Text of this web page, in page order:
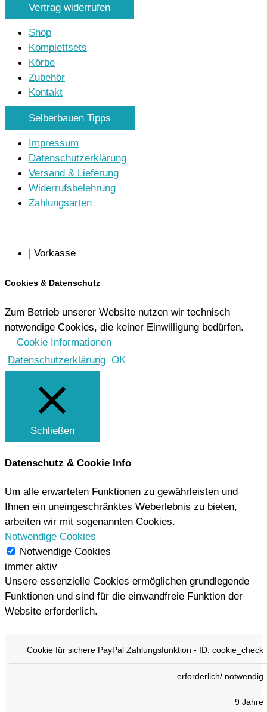
Vertrag widerrufen
Shop
Komplettsets
Körbe
Zubehör
Kontakt
Selberbauen Tipps
Impressum
Datenschutzerklärung
Versand & Lieferung
Widerrufsbelehrung
Zahlungsarten
| Vorkasse
Cookies & Datenschutz
Zum Betrieb unserer Website nutzen wir technisch
notwendige Cookies, die keiner Einwilligung bedürfen.
Cookie Informationen
Datenschutzerklärung OK
Schließen
Datenschutz & Cookie Info
Um alle erwarteten Funktionen zu gewährleisten und
Ihnen ein uneingeschränktes Weberlebnis zu bieten,
arbeiten wir mit sogenannten Cookies.
Notwendige Cookies
Notwendige Cookies
immer aktiv
Unsere essenzielle Cookies ermöglichen grundlegende
Funktionen und sind für die einwandfreie Funktion der
Website erforderlich.
COOKIE TYP DAUER BESCHREIBUNG
Cookie für sichere PayPal Zahlungsfunktion - ID: cookie_check
erforderlich/ notwendig
9 Jahre